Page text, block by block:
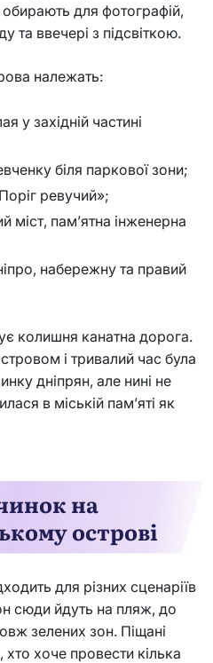
для фотографій,
та ввечері з підсвіткою.
належать:
у західній частині
біля паркової зони;
ревучий»;
пам’ятна інженерна
набережну та правий
колишня канатна дорога.
і тривалий час була
дніпрян, але нині не
в міській пам’яті як
на
острові
для різних сценаріїв
сюди йдуть на пляж, до
зелених зон. Піщані
хоче провести кілька